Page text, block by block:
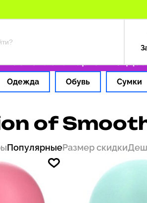
Оплата картой РФ
Одежда Обувь Сумки
of
ПопулярныеРазмер скидки